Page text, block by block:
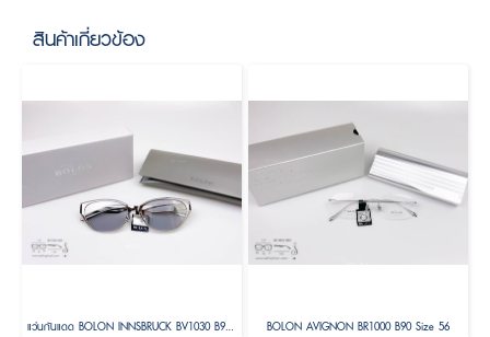
สินค้าเกี่ยวข้อง
แว่นกันแดด BOLON INNSBRUCK BV1030 B90 Size 58 BOLON AVIGNON BR1000 B90 Size 56